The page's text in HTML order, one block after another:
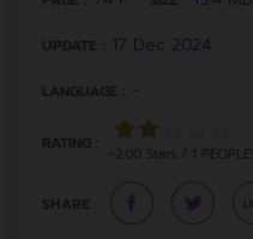
UPDATE : 17 Dec 2024
LANGUAGE : -
RATING :
~2.00 Stars / 1 PEOPLES
SHARE :